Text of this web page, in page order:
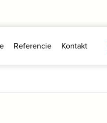
Referencie Kontakt